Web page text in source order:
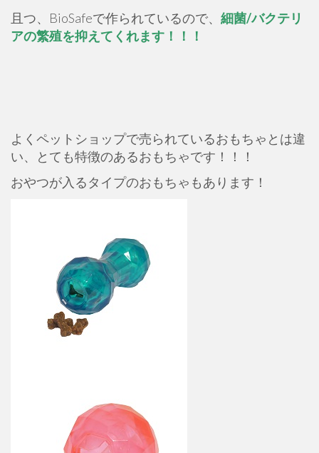
且つ、BioSafeで作られているので、 細菌/バクテリ
アの繁殖を抑えてくれます！！！
よくペットショップで売られているおもちゃとは違
い、とても特徴のあるおもちゃです！！！
おやつが入るタイプのおもちゃもあります！